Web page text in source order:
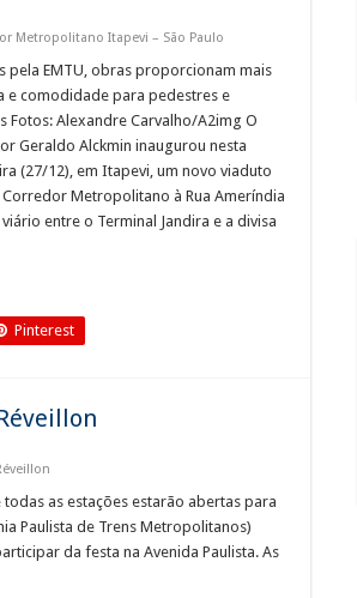
Metropolitano Itapevi – São Paulo
pela EMTU, obras proporcionam mais
e comodidade para pedestres e
Fotos: Alexandre Carvalho/A2img O
Geraldo Alckmin inaugurou nesta
(27/12), em Itapevi, um novo viaduto
Metropolitano à Rua Ameríndia
entre o Terminal Jandira e a divisa
Pinterest
as estações estarão abertas para
Paulista de Trens Metropolitanos)
da festa na Avenida Paulista. As